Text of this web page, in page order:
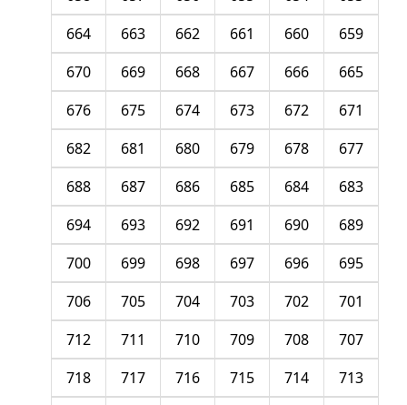
659
660
661
662
663
664
665
666
667
668
669
670
671
672
673
674
675
676
677
678
679
680
681
682
683
684
685
686
687
688
689
690
691
692
693
694
695
696
697
698
699
700
701
702
703
704
705
706
707
708
709
710
711
712
713
714
715
716
717
718